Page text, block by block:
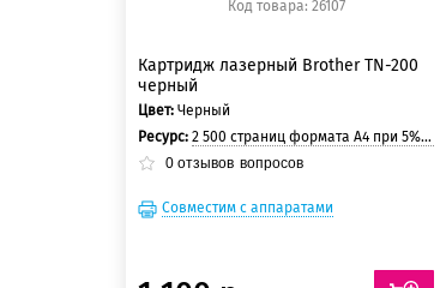
Код товара: 26107
Картридж лазерный Brother TN-200
черный
Цвет: Черный
Ресурс: 2 500 страниц формата А4 при 5% заполнении страницы.
0 отзывов вопросов
Совместим с аппаратами